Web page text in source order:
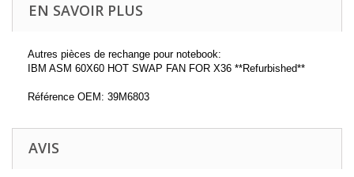
EN SAVOIR PLUS
Autres pièces de rechange pour notebook:
IBM ASM 60X60 HOT SWAP FAN FOR X36 **Refurbished**
Référence OEM: 39M6803
AVIS